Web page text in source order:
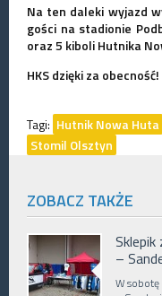
Na ten daleki wyjazd
gości na stadionie
oraz 5 kiboli Hutnika
HKS dzięki za obecność!
Tagi: Hutnik Nowa Huta
Stomil Olsztyn
ZOBACZ TAKŻE
–
W